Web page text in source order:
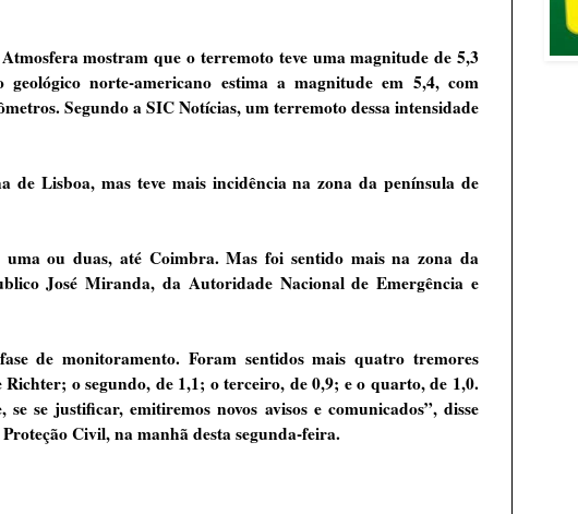
mostram que o terremoto teve uma magnitude de 5,3
norte-americano estima a magnitude em 5,4, com
Segundo a SIC Notícias, um terremoto dessa intensidade
Lisboa, mas teve mais incidência na zona da península de
uma ou duas, até Coimbra. Mas foi sentido mais na zona da
José Miranda, da Autoridade Nacional de Emergência e
de monitoramento. Foram sentidos mais quatro tremores
o segundo, de 1,1; o terceiro, de 0,9; e o quarto, de 1,0.
se justificar, emitiremos novos avisos e comunicados”, disse
Civil, na manhã desta segunda-feira.